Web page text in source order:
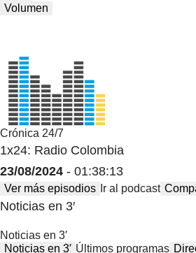
Volumen
Crónica 24/7
1x24: Radio Colombia
23/08/2024 - 01:38:13
Ver más episodios Ir al podcast
Noticias en 3′
Noticias en 3′
Noticias en 3′ Últimos programas